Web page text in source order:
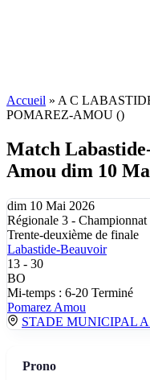
Accueil » A C
POMAREZ-AMOU ()
Match
Amou dim 10
dim 10 Mai 2026
Régionale 3 - Championnat
Trente-deuxième de finale
Labastide-Beauvoir
13 - 30
BO
Mi-temps : 6-20 Terminé
Pomarez Amou
STADE MUNICIPAL
Prono